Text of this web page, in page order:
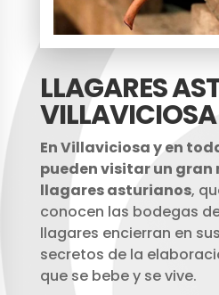
LLAGARES
VILLAVICIOSA
En Villaviciosa y en
pueden visitar un gran
llagares asturianos,
conocen las bodegas
llagares encierran en
secretos de la
que se bebe y se vive.